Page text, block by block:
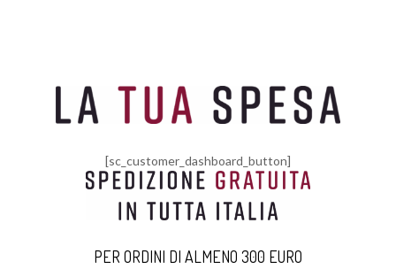
[sc_customer_dashboard_button]
PER ORDINI DI ALMENO 300 EURO